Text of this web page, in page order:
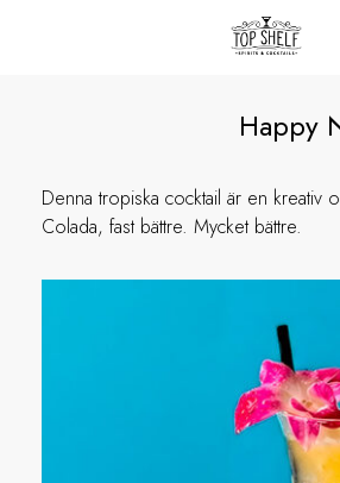
Happy
Denna tropiska cocktail är en kreativ
Colada, fast bättre. Mycket bättre.